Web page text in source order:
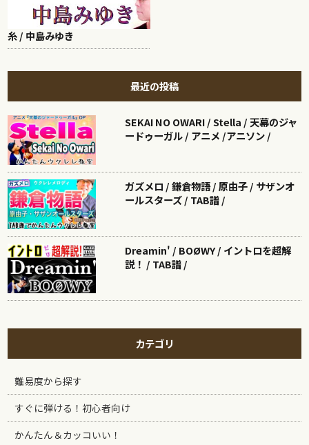
糸 / 中島みゆき
最近の投稿
SEKAI NO OWARI / Stella / 天幕のジャ
ードゥーガル / アニメ /アニソン /
ガズメロ / 鎌倉物語 / 原由子 / サザンオ
ールスターズ / TAB譜 /
Dreamin' / BOØWY / イントロを超解
説！ / TAB譜 /
カテゴリ
難易度から探す
すぐに弾ける！初心者向け
かんたん＆カッコいい！